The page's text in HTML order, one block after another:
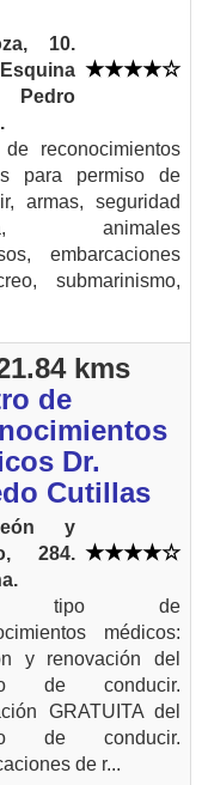
10.
reconocimientos
para permiso de
armas, seguridad
animales
embarcaciones
submarinismo,
kms
de
Dr.
Cutillas
y
284.
tipo de
médicos:
y renovación del
de conducir.
GRATUITA del
de conducir.
de r...